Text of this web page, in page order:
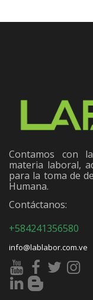
Contamos con
materia laboral,
para la toma de
Humana.
Contáctanos:
+584241356580
info@lablabor.com.ve